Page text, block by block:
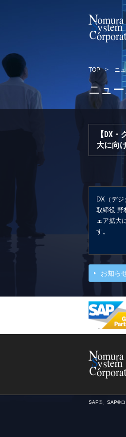
TOP > ニ
ニュ
【DX
大に向
DX（デ
取締役 野
ェア拡大
す。
お知ら
SAP®、SAP®ロ